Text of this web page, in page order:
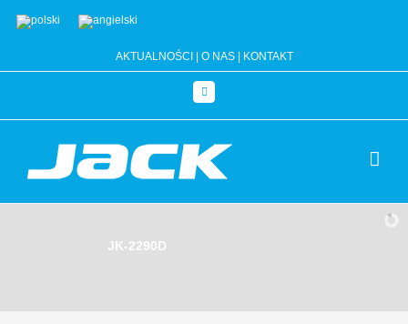
Przejdź
AKTUALNOŚCI O NAS| KONTAKT
Facebook
JK-2290D